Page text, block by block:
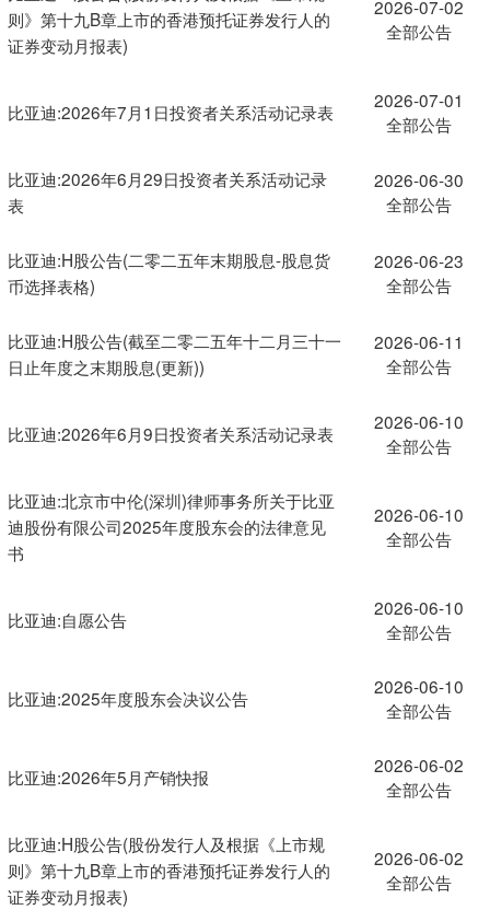
则》第十九B章上市的香港预托证券发行人的
证券变动月报表)
2026-07-02
全部公告
比亚迪:2026年7月1日投资者关系活动记录表
2026-07-01
全部公告
比亚迪:2026年6月29日投资者关系活动记录
表
2026-06-30
全部公告
比亚迪:H股公告(二零二五年末期股息-股息货
币选择表格)
2026-06-23
全部公告
比亚迪:H股公告(截至二零二五年十二月三十一
日止年度之末期股息(更新))
2026-06-11
全部公告
比亚迪:2026年6月9日投资者关系活动记录表
2026-06-10
全部公告
比亚迪:北京市中伦(深圳)律师事务所关于比亚
迪股份有限公司2025年度股东会的法律意见
书
2026-06-10
全部公告
比亚迪:自愿公告
2026-06-10
全部公告
比亚迪:2025年度股东会决议公告
2026-06-10
全部公告
比亚迪:2026年5月产销快报
2026-06-02
全部公告
比亚迪:H股公告(股份发行人及根据《上市规
则》第十九B章上市的香港预托证券发行人的
证券变动月报表)
2026-06-02
全部公告